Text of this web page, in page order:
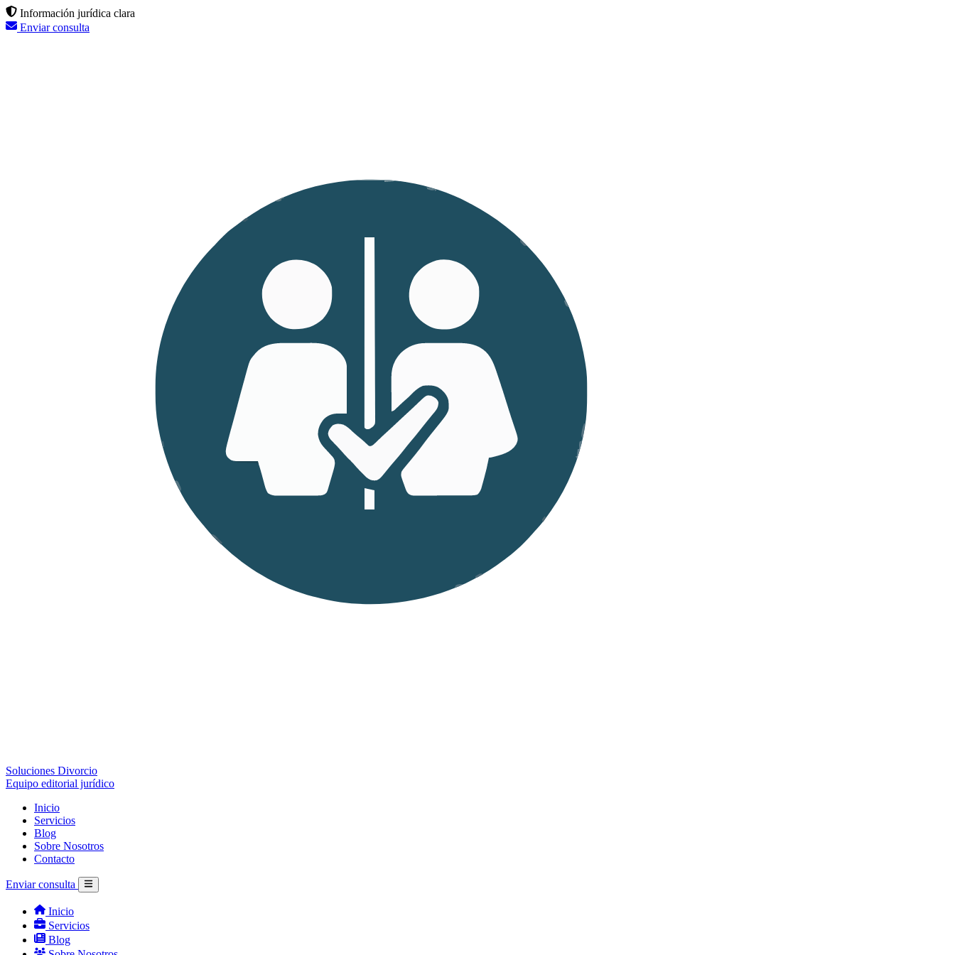
Información jurídica clara
Enviar consulta
Soluciones Divorcio
Equipo editorial jurídico
Inicio
Servicios
Blog
Sobre Nosotros
Contacto
Enviar consulta
Inicio
Servicios
Blog